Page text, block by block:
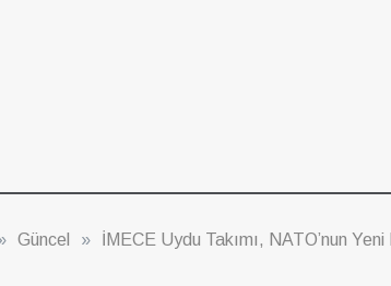
Güncel » İMECE Uydu Takımı, NATO’nun